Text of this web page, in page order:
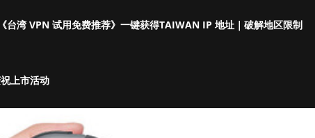
《台湾 VPN 试用免费推荐》一键获得TAIWAN IP 地址｜破解地区限制
上市活动